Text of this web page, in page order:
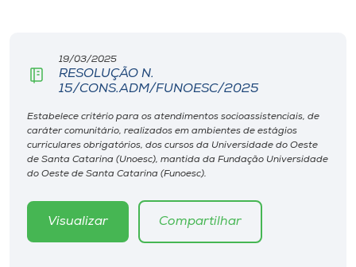
Editora
Museu
19/03/2025
RESOLUÇÃO N.
15/CONS.ADM/FUNOESC/2025
Estabelece critério para os atendimentos socioassistenciais, de
caráter comunitário, realizados em ambientes de estágios
curriculares obrigatórios, dos cursos da Universidade do Oeste
de Santa Catarina (Unoesc), mantida da Fundação Universidade
do Oeste de Santa Catarina (Funoesc).
Visualizar Compartilhar